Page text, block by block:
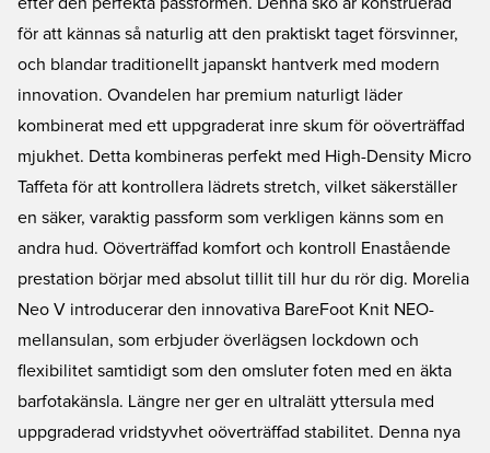
för att kännas så naturlig att den praktiskt taget försvinner,
och blandar traditionellt japanskt hantverk med modern
innovation. Ovandelen har premium naturligt läder
kombinerat med ett uppgraderat inre skum för oöverträffad
mjukhet. Detta kombineras perfekt med High-Density Micro
Taffeta för att kontrollera lädrets stretch, vilket säkerställer
en säker, varaktig passform som verkligen känns som en
andra hud. Oöverträffad komfort och kontroll Enastående
prestation börjar med absolut tillit till hur du rör dig. Morelia
Neo V introducerar den innovativa BareFoot Knit NEO-
mellansulan, som erbjuder överlägsen lockdown och
flexibilitet samtidigt som den omsluter foten med en äkta
barfotakänsla. Längre ner ger en ultralätt yttersula med
uppgraderad vridstyvhet oöverträffad stabilitet. Denna nya